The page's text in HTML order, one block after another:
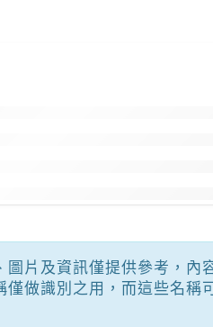
片及資訊僅提供參考，內
做識別之用，而這些名稱